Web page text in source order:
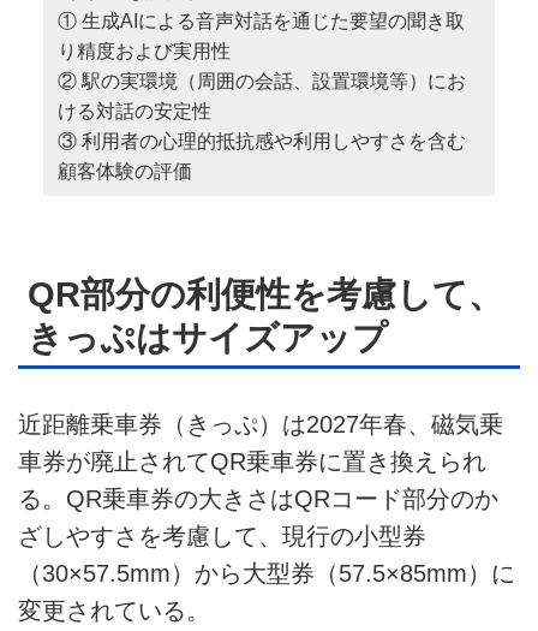
① 生成AIによる音声対話を通じた要望の聞き取
り精度および実用性
② 駅の実環境（周囲の会話、設置環境等）にお
ける対話の安定性
③ 利用者の心理的抵抗感や利用しやすさを含む
顧客体験の評価
QR部分の利便性を考慮して、
きっぷはサイズアップ
近距離乗車券（きっぷ）は2027年春、磁気乗
車券が廃止されてQR乗車券に置き換えられ
る。QR乗車券の大きさはQRコード部分のか
ざしやすさを考慮して、現行の小型券
（30×57.5mm）から大型券（57.5×85mm）に
変更されている。